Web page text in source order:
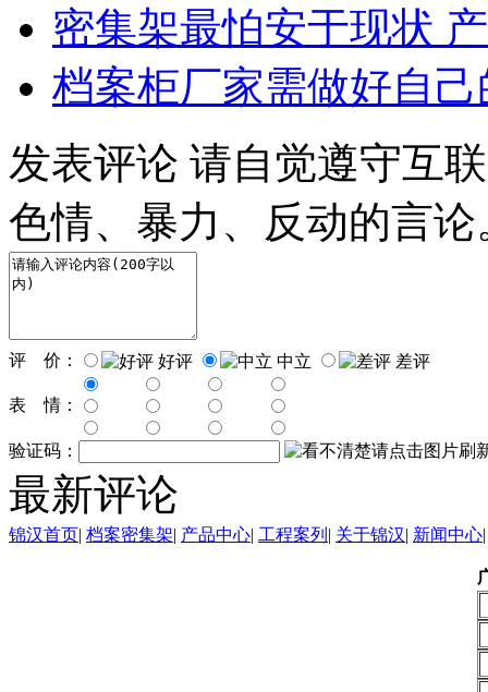
密集架最怕安于现状
档案柜厂家需做好自
发表评论 请自觉遵守互
色情、暴力、反动的言论
评 价： 好评 中立 差评
表 情：
验证码：
最新评论
锦汉首页| 档案密集架| 产品中心| 工程案列 | 关于锦汉| 新闻中心